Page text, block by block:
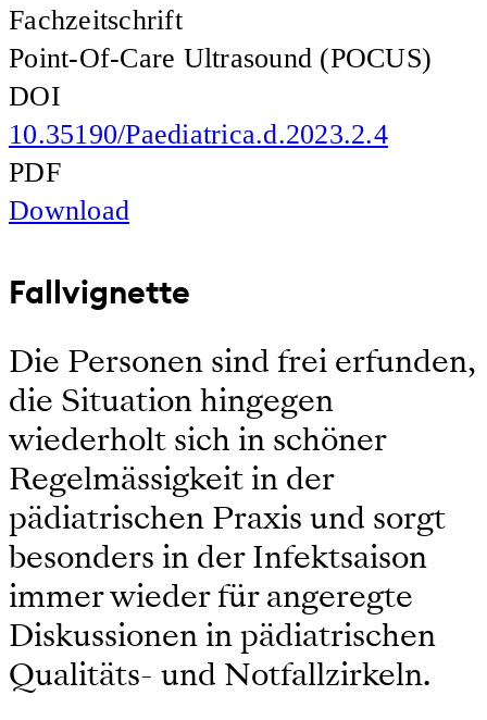
Fachzeitschrift
Point-Of-Care Ultrasound (POCUS)
DOI
10.35190/Paediatrica.d.2023.2.4
PDF
Download
Fallvignette
Die Personen sind frei erfunden,
die Situation hingegen
wiederholt sich in schöner
Regelmässigkeit in der
pädiatrischen Praxis und sorgt
besonders in der Infektsaison
immer wieder für angeregte
Diskussionen in pädiatrischen
Qualitäts- und Notfallzirkeln.